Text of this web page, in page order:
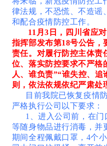
律法规，不恐慌、不造谣
和配合疫情防控工作。
11月3日，四川省应
指挥部发布第18号公告
责任。对履行防控主体责
位、落实防控要求不严格
人、谁负责”“谁失控、
则，依法依规依纪严肃处
目前我院已恢复疫情防
严格执行公司以下要求：
1、进入公司前，在门
等随身物品进行消毒，并
期间全程佩戴口罩，4个